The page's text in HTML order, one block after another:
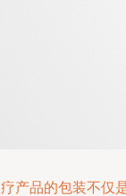
产品的包装不仅